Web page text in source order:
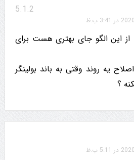
5.1.2
از این الگو جای بهتری هست برای
یه روند وقتی به باند بولینگر
؟